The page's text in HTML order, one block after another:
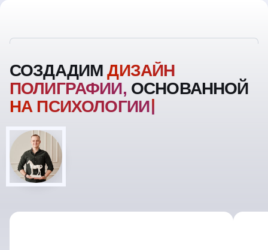
СОЗДАДИМДИЗАЙН
ПОЛИГРАФИИ, ОСНОВАННОЙ
НА